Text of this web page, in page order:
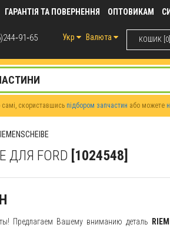
ГАРАНТІЯ ТА ПОВЕРНЕННЯ ОПТОВИКАМ
КОШИК [0]
Укр Валюта
скориставшись підбором запчастин або можете
ДЛЯ FORD [1024548]
Предлагаем Вашему вниманию деталь